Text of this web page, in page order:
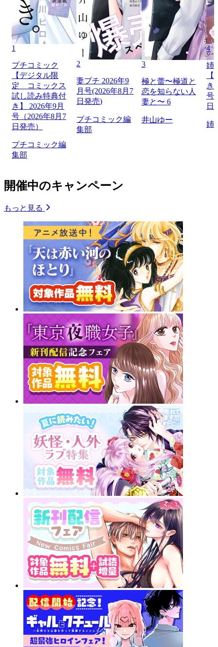
1
プチコミック
【デジタル限
定 コミックス
試し読み特典付
き】 2026年9月
号（2026年8月7
日発売）
プチコミック編
集部
2
妻プチ 2026年9
月号(2026年8月7
日発売)
プチコミック編
集部
3
極と蕾〜極道と
恋を知らない人
妻と〜 6
井山ゆー
4
姉
き
号
日
姉
開催中のキャンペーン
もっと見る